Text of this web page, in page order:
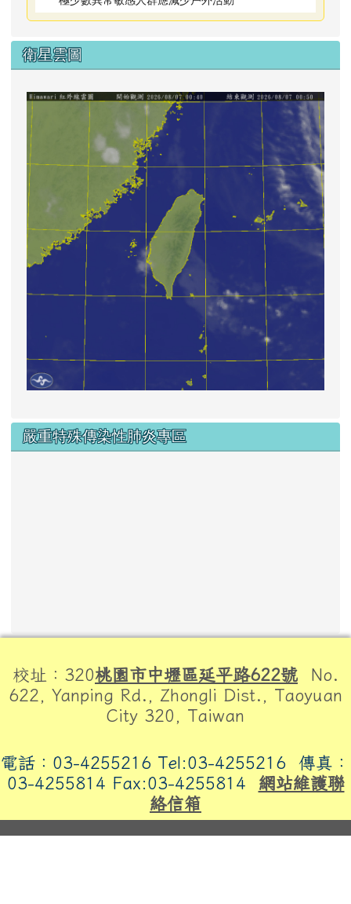
衛星雲圖
link
嚴重特殊傳染性肺炎專區
校址：320桃園市中壢區延平路622號 No.
622, Yanping Rd., Zhongli Dist., Taoyuan
City 320, Taiwan
電話：03-4255216 Tel:03-4255216 傳真：
03-4255814 Fax:03-4255814 網站維護聯
絡信箱